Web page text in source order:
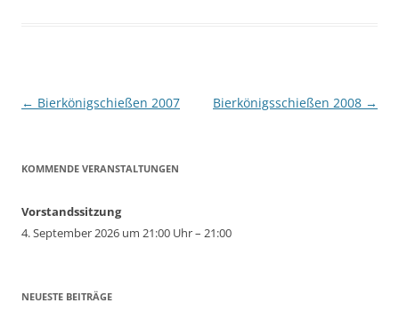
Beitragsnavigation
← Bierkönigschießen 2007 Bierkönigsschießen 2008 →
KOMMENDE VERANSTALTUNGEN
Vorstandssitzung
4. September 2026 um 21:00 Uhr – 21:00
NEUESTE BEITRÄGE